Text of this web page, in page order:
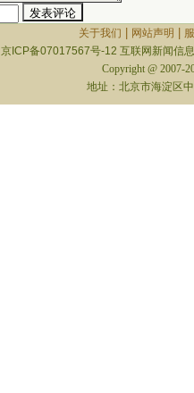
关于我们 | 网站声明 |
京ICP备07017567号-12 互联网新闻信
Copyright @ 2007-
地址：北京市海淀区